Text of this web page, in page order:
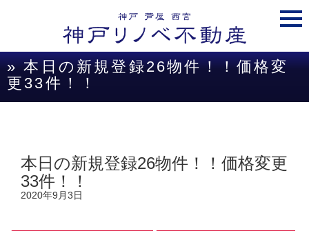
» 本日の新規登録26物件！！価格変
更33件！！
本日の新規登録26物件！！価格変更
33件！！
2020年9月3日